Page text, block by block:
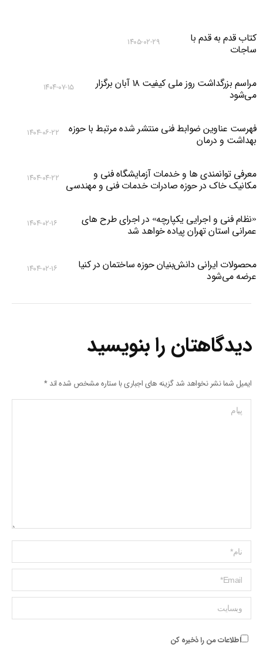
کتاب قدم به قدم با
ساجات
۱۴۰۵-۰۲-۲۹
مراسم بزرگداشت روز ملی کیفیت ۱۸ آبان برگزار
می‌شود
۱۴۰۴-۰۷-۱۵
فهرست عناوین ضوابط فنی منتشر شده مرتبط با حوزه
بهداشت و درمان
۱۴۰۴-۰۶-۲۲
معرفی توانمندی ها و خدمات آزمایشگاه فنی و
مکانیک خاک در حوزه صادرات خدمات فنی و مهندسی
۱۴۰۴-۰۴-۲۲
«نظام فنی و اجرایی یکپارچه» در اجرای طرح های
عمرانی استان تهران پیاده خواهد شد
۱۴۰۴-۰۲-۱۶
محصولات ایرانی دانش‌بنیان‌ حوزه ساختمان در کنیا
عرضه می‌شود
۱۴۰۴-۰۲-۱۶
دیدگاهتان را بنویسید
ایمیل شما نشر نخواهد شد گزینه های اجباری با ستاره مشخص شده اند*
پیام
Name *
ایمیل *
وبسایت
اطلاعات من را ذخیره کن